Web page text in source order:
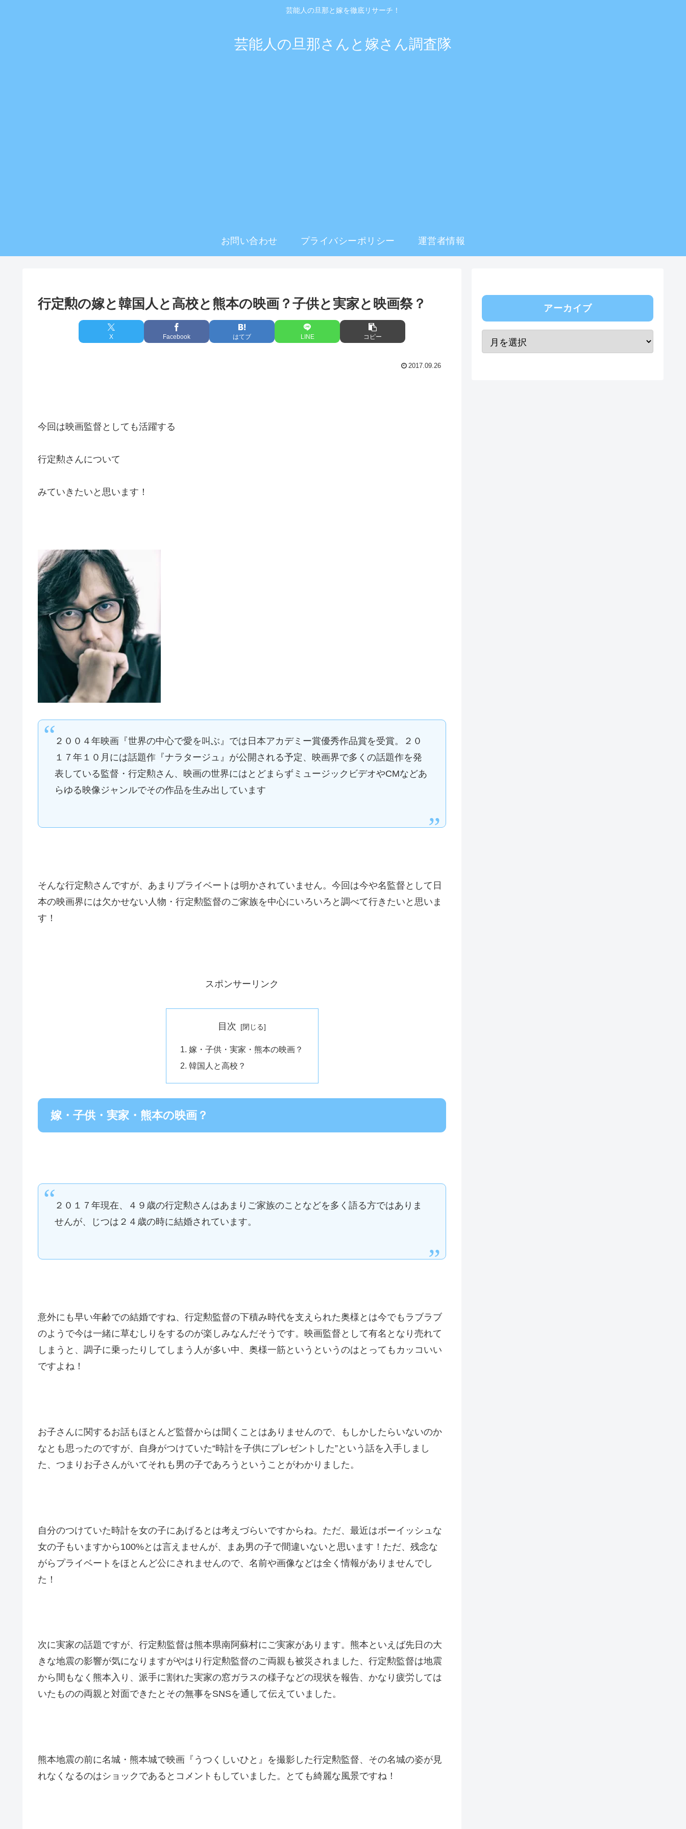
芸能人の旦那と嫁を徹底リサーチ！
芸能人の旦那さんと嫁さん調査隊
お問い合わせ プライバシーポリシー 運営者情報
行定勲の嫁と韓国人と高校と熊本の映画？子供と実家と映画祭？
X Facebook はてブ LINE コピー
2017.09.26
今回は映画監督としても活躍する
行定勲さんについて
みていきたいと思います！
２００４年映画『世界の中心で愛を叫ぶ』では日本アカデミー賞優秀作品賞を受賞。２０
１７年１０月には話題作『ナラタージュ』が公開される予定、映画界で多くの話題作を発
表している監督・行定勲さん、映画の世界にはとどまらずミュージックビデオやCMなどあ
らゆる映像ジャンルでその作品を生み出しています
そんな行定勲さんですが、あまりプライベートは明かされていません。今回は今や名監督として日
本の映画界には欠かせない人物・行定勲監督のご家族を中心にいろいろと調べて行きたいと思いま
す！
スポンサーリンク
目次
嫁・子供・実家・熊本の映画？
韓国人と高校？
嫁・子供・実家・熊本の映画？
２０１７年現在、４９歳の行定勲さんはあまりご家族のことなどを多く語る方ではありま
せんが、じつは２４歳の時に結婚されています。
意外にも早い年齢での結婚ですね、行定勲監督の下積み時代を支えられた奥様とは今でもラブラブ
のようで今は一緒に草むしりをするのが楽しみなんだそうです。映画監督として有名となり売れて
しまうと、調子に乗ったりしてしまう人が多い中、奥様一筋というというのはとってもカッコいい
ですよね！
お子さんに関するお話もほとんど監督からは聞くことはありませんので、もしかしたらいないのか
なとも思ったのですが、自身がつけていた“時計を子供にプレゼントした”という話を入手しまし
た、つまりお子さんがいてそれも男の子であろうということがわかりました。
自分のつけていた時計を女の子にあげるとは考えづらいですからね。ただ、最近はボーイッシュな
女の子もいますから100%とは言えませんが、まあ男の子で間違いないと思います！ただ、残念な
がらプライベートをほとんど公にされませんので、名前や画像などは全く情報がありませんでし
た！
次に実家の話題ですが、行定勲監督は熊本県南阿蘇村にご実家があります。熊本といえば先日の大
きな地震の影響が気になりますがやはり行定勲監督のご両親も被災されました、行定勲監督は地震
から間もなく熊本入り、派手に割れた実家の窓ガラスの様子などの現状を報告、かなり疲労しては
いたものの両親と対面できたとその無事をSNSを通して伝えていました。
熊本地震の前に名城・熊本城で映画『うつくしいひと』を撮影した行定勲監督、その名城の姿が見
れなくなるのはショックであるとコメントもしていました。とても綺麗な風景ですね！
アーカイブ